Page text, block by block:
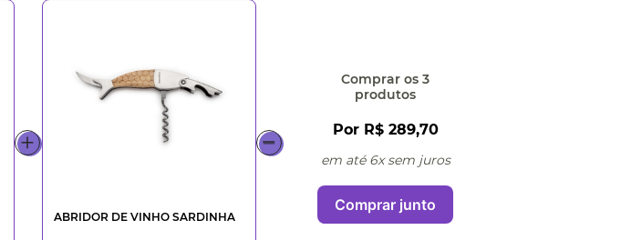
ABRIDOR DE VINHO SARDINHA
Comprar os 3
produtos
Por R$ 289,70
em até 6x sem juros
Comprar junto